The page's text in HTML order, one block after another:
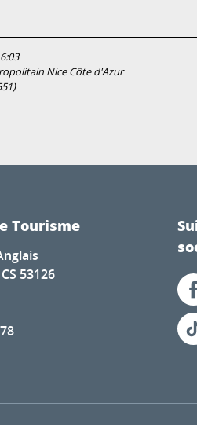
Nice Côte d'Azur
)
Tourisme
53126